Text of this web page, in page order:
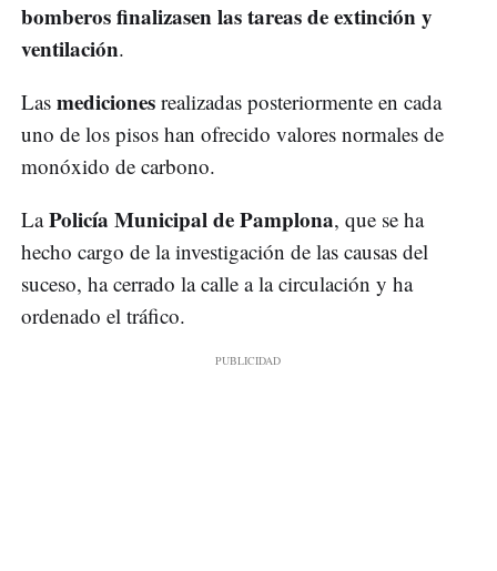
bomberos finalizasen las tareas de extinción y
ventilación.
Las mediciones realizadas posteriormente en cada
uno de los pisos han ofrecido valores normales de
monóxido de carbono.
LaPolicía Municipal de Pamplona, que se ha
hecho cargo de la investigación de las causas del
suceso, ha cerrado la calle a la circulación y ha
ordenado el tráfico.